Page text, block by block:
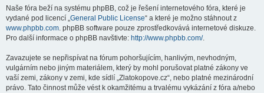
Naše fóra beží na systému phpBB, což je řešení internetového fóra, které je
vydané pod licencí „General Public License“ a které je možno stáhnout z
www.phpbb.com. phpBB software pouze zprostředkovává internetové diskuze.
Pro další informace o phpBB navštivte: http://www.phpbb.com/.
Zavazujete se nepřispívat na fórum pohoršujícím, hanlivým, nevhodným,
vulgárním nebo jiným materiálem, který by mohl porušovat platné zákony ve
vaší zemi, zákony v zemi, kde sídlí „Zlatokopove.cz“, nebo platné mezinárodní
právo. Tato činnost může vést k okamžitému a trvalému vykázání z fóra a/nebo